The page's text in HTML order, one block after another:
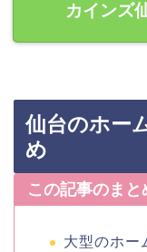
カインズ
仙台のホー
め
この記事のまと
大型のホー